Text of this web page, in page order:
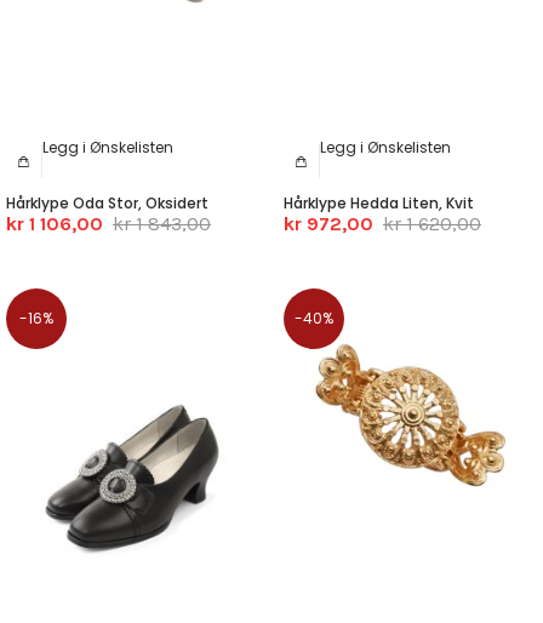
Legg i Ønskelisten
Hårklype Oda Stor, Oksidert
kr 1 106,00 kr 1 843,00
Legg i Ønskelisten
Hårklype Hedda Liten, Kvit
kr 972,00 kr 1 620,00
-16% -40%